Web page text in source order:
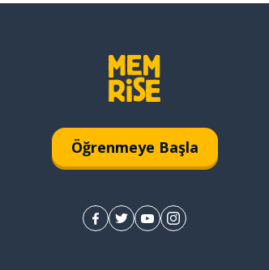
Öğrenmeye Başla